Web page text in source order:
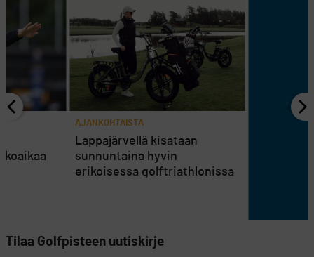
AJANKOHTAISTA
Lappajärvellä kisataan
sunnuntaina hyvin
erikoisessa golftriathlonissa
Tilaa Golfpisteen uutiskirje